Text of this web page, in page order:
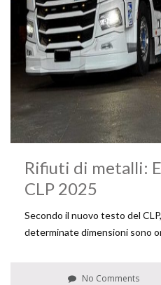
Rifiuti di metalli:
CLP 2025
Secondo il nuovo testo del
determinate dimensioni sono
No Comments